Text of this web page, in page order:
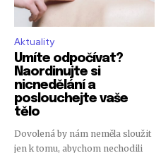
Aktuality
Umíte odpočívat?
Naordinujte si
nicnedělání a
poslouchejte vaše
tělo
Dovolená by nám neměla sloužit
jen k tomu, abychom nechodili